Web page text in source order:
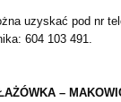
uzyskać pod nr
604 103 491.
–